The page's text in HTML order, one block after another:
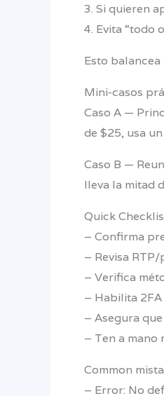
3. Si quieren
4. Evita “todo
Esto
Mini-casos
Caso A —
de $25, usa
Caso B —
lleva la mitad
Quick
– Confirma
– Revisa
– Verifica
– Habilita
– Asegura
– Ten a mano
Common
– Error: No